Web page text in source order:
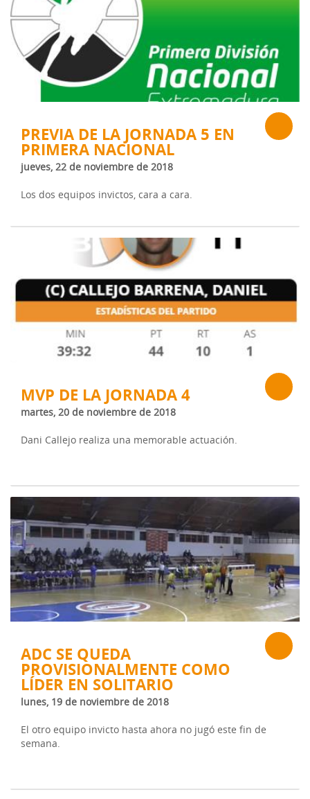
PREVIA DE LA JORNADA 5 EN
PRIMERA NACIONAL
jueves, 22 de noviembre de 2018
Los dos equipos invictos, cara a cara.
MVP DE LA JORNADA 4
martes, 20 de noviembre de 2018
Dani Callejo realiza una memorable actuación.
ADC SE QUEDA
PROVISIONALMENTE COMO
LÍDER EN SOLITARIO
lunes, 19 de noviembre de 2018
El otro equipo invicto hasta ahora no jugó este fin de
semana.